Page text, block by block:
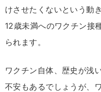
けさせたくないという動
12歳未満へのワクチン接
られます。
ワクチン自体、歴史が浅
不安もあるでしょうが、